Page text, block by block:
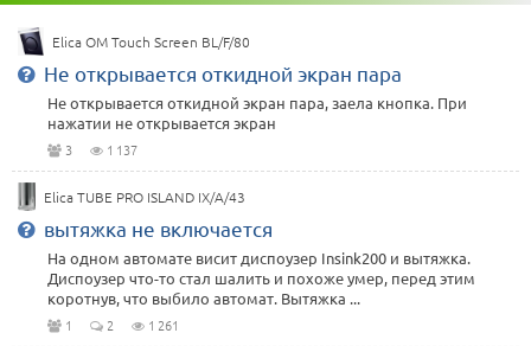
Elica OM Touch Screen BL/F/80
Не открывается откидной экран пара
Не открывается откидной экран пара, заела кнопка. При
нажатии не открывается экран
3 1 137
Elica TUBE PRO ISLAND IX/A/43
вытяжка не включается
На одном автомате висит диспоузер Insink200 и вытяжка.
Диспоузер что-то стал шалить и похоже умер, перед этим
коротнув, что выбило автомат. Вытяжка ...
1 2 1 261